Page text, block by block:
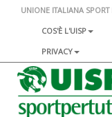
UNIONE ITALIANA SPORT
COS'È L'UISP
PRIVACY